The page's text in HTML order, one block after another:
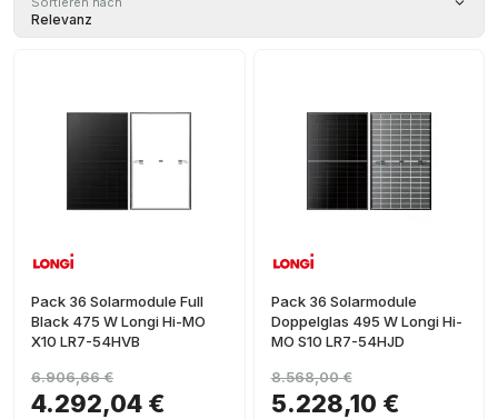
Relevanz
Pack 36 Solarmodule Full
Black 475 W Longi Hi-MO
X10 LR7-54HVB
4.292,04 €
6.906,66 €
Pack 36 Solarmodule
Doppelglas 495 W Longi Hi-
MO S10 LR7-54HJD
5.228,10 €
8.568,00 €